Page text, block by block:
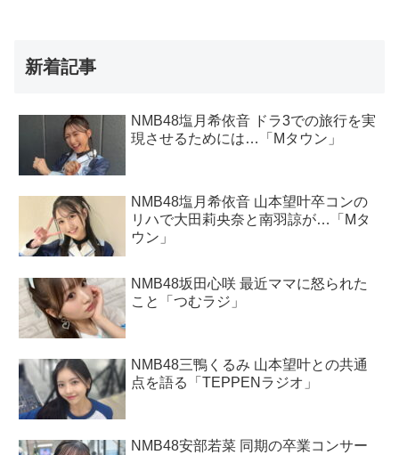
新着記事
NMB48塩月希依音 ドラ3での旅行を実
現させるためには…「Mタウン」
NMB48塩月希依音 山本望叶卒コンの
リハで大田莉央奈と南羽諒が…「Mタ
ウン」
NMB48坂田心咲 最近ママに怒られた
こと「つむラジ」
NMB48三鴨くるみ 山本望叶との共通
点を語る「TEPPENラジオ」
NMB48安部若菜 同期の卒業コンサー